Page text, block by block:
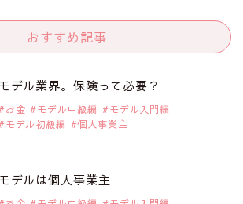
さん
さん
おすすめ記事
モデル業界。保険って必要？
お金 モデル中級編
モデル入門編
モデル初級編
個人事業主
モデルは個人事業主